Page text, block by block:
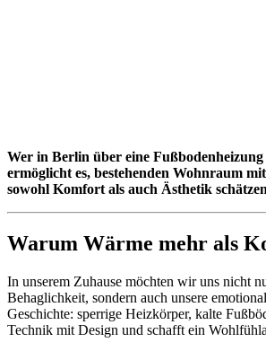
Wer in Berlin über eine
ermöglicht es, bestehenden Wohnraum
sowohl Komfort als auch Ästhetik
Warum Wärme mehr als
In unserem Zuhause möchten wir uns nicht
Behaglichkeit, sondern auch unsere
Geschichte: sperrige Heizkörper, kalte
Technik mit Design und schafft ein